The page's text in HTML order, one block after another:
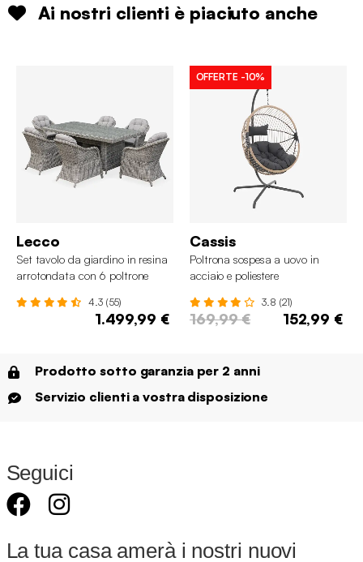
Ai nostri clienti è piaciuto anche
Lecco
Set tavolo da giardino in resina
arrotondata con 6 poltrone
4.3 (55)
1.499,99 €
OFFERTE -10%
Cassis
Poltrona sospesa a uovo in
acciaio e poliestere
3.8 (21)
169,99 € 152,99 €
Prodotto sotto garanzia per 2 anni
Servizio clienti a vostra disposizione
Seguici
La tua casa amerà i nostri nuovi